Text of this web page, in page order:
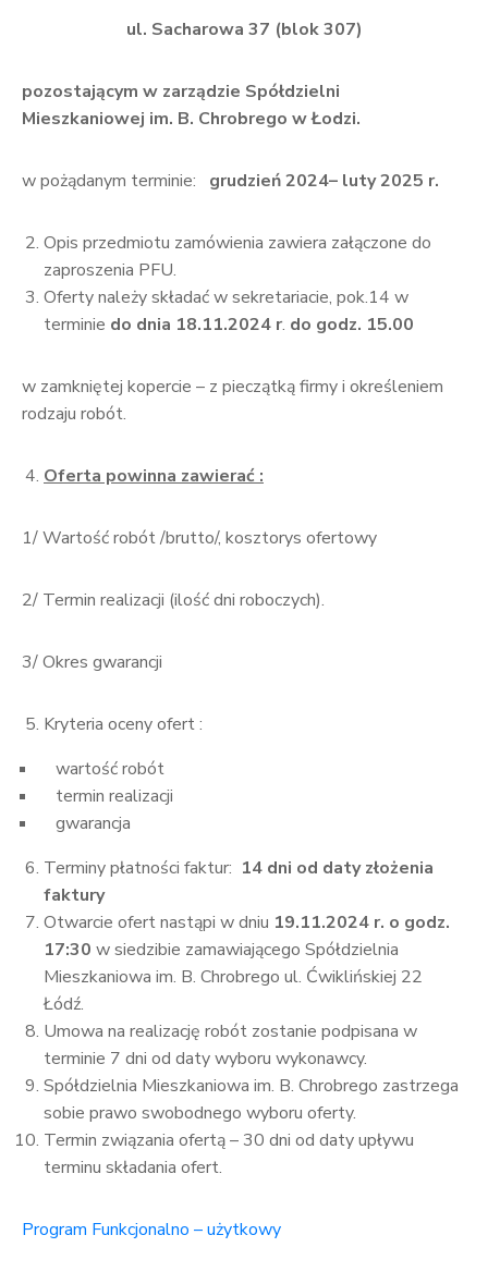
ul. Sacharowa 37 (blok 307)
pozostającym w zarządzie Spółdzielni
Mieszkaniowej im. B. Chrobrego w Łodzi.
w pożądanym terminie: grudzień 2024– luty 2025 r.
Opis przedmiotu zamówienia zawiera załączone do
zaproszenia PFU.
Oferty należy składać w sekretariacie, pok.14 w
terminie do dnia 18.11.2024 r. do godz. 15.00
w zamkniętej kopercie – z pieczątką firmy i określeniem
rodzaju robót.
Oferta powinna zawierać :
1/ Wartość robót /brutto/, kosztorys ofertowy
2/ Termin realizacji (ilość dni roboczych).
3/ Okres gwarancji
Kryteria oceny ofert :
wartość robót
termin realizacji
gwarancja
Terminy płatności faktur: 14 dni od daty złożenia
faktury
Otwarcie ofert nastąpi w dniu 19.11.2024 r. o godz.
17:30 w siedzibie zamawiającego Spółdzielnia
Mieszkaniowa im. B. Chrobrego ul. Ćwiklińskiej 22
Łódź.
Umowa na realizację robót zostanie podpisana w
terminie 7 dni od daty wyboru wykonawcy.
Spółdzielnia Mieszkaniowa im. B. Chrobrego zastrzega
sobie prawo swobodnego wyboru oferty.
Termin związania ofertą – 30 dni od daty upływu
terminu składania ofert.
Program Funkcjonalno – użytkowy